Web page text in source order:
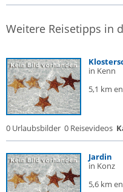
Weitere Reisetipps in
in Kenn
5,1 km
0 Urlaubsbilder 0 Reisevideos
Jardin
in Konz
5,6 km